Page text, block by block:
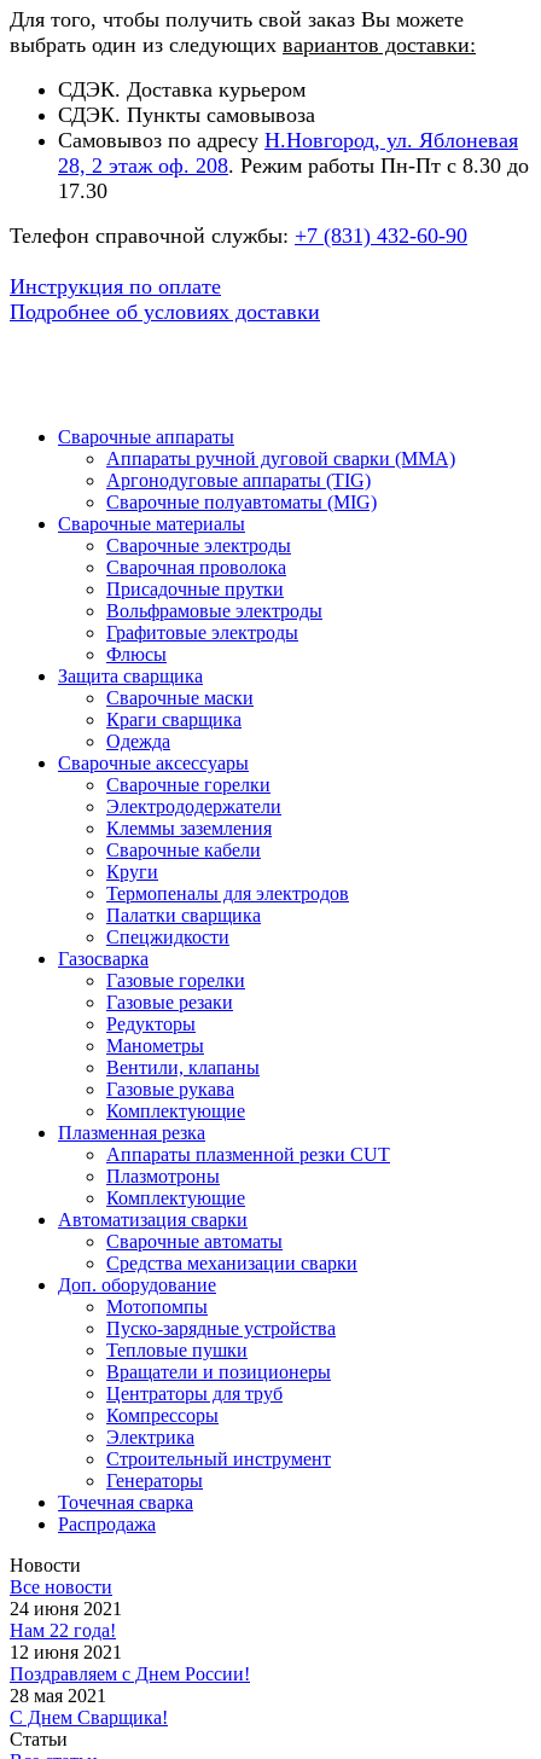
Для того, чтобы получить свой заказ Вы можете
выбрать один из следующих вариантов доставки:
СДЭК. Доставка курьером
СДЭК. Пункты самовывоза
Самовывоз по адресу Н.Новгород, ул. Яблоневая
28, 2 этаж оф. 208. Режим работы Пн-Пт с 8.30 до
17.30
Телефон справочной службы: +7 (831) 432-60-90
Инструкция по оплате
Подробнее об условиях доставки
Сварочные аппараты
Аппараты ручной дуговой сварки (MMA)
Аргонодуговые аппараты (TIG)
Сварочные полуавтоматы (MIG)
Сварочные материалы
Сварочные электроды
Сварочная проволока
Присадочные прутки
Вольфрамовые электроды
Графитовые электроды
Флюсы
Защита сварщика
Сварочные маски
Краги сварщика
Одежда
Сварочные аксессуары
Сварочные горелки
Электрододержатели
Клеммы заземления
Сварочные кабели
Круги
Термопеналы для электродов
Палатки сварщика
Спецжидкости
Газосварка
Газовые горелки
Газовые резаки
Редукторы
Манометры
Вентили, клапаны
Газовые рукава
Комплектующие
Плазменная резка
Аппараты плазменной резки CUT
Плазмотроны
Комплектующие
Автоматизация сварки
Сварочные автоматы
Средства механизации сварки
Доп. оборудование
Мотопомпы
Пуско-зарядные устройства
Тепловые пушки
Вращатели и позиционеры
Центраторы для труб
Компрессоры
Электрика
Строительный инструмент
Генераторы
Точечная сварка
Распродажа
Новости
Все новости
24 июня 2021
Нам 22 года!
12 июня 2021
Поздравляем с Днем России!
28 мая 2021
С Днем Сварщика!
Статьи